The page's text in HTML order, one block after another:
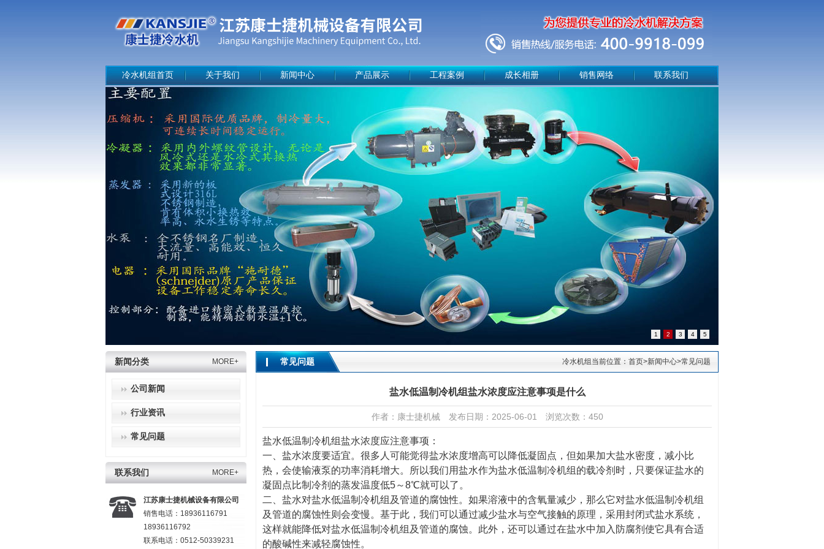
冷水机组首页 关于我们 新闻中心 产品展示 工程案例 成长相册 销售网络 联系我们
1 2 3 4 5
新闻分类 MORE+
公司新闻
行业资讯
常见问题
联系我们 MORE+
江苏康士捷机械设备有限公司
销售电话：18936116791
18936116792
联系电话：0512-50339231
常见问题 冷水机组当前位置： 首页>新闻中心>常见问题
盐水低温制冷机组盐水浓度应注意事项是什么
作者：康士捷机械 发布日期：2025-06-01 浏览次数：450
盐水低温制冷机组盐水浓度应注意事项：
一、盐水浓度要适宜。很多人可能觉得盐水浓度增高可以降低凝固点，但如果加大盐水密度，减小比
热，会使输液泵的功率消耗增大。所以我们用盐水作为盐水低温制冷机组 的载冷剂时，只要保证盐水的
凝固点比制冷剂的蒸发温度低5～8℃就可以了。
二、盐水对盐水低温制冷机组及管道的腐蚀性。如果溶液中的含氧量减少，那么它对盐水低温制冷机组
及管道的腐蚀性则会变慢。基于此，我们可以通过减少盐水与空气接触的原理，采用封闭式盐水系统，
这样就能降低对盐水低温制冷机组及管道的腐蚀。此外，还可以通过在盐水中加入防腐剂使它具有合适
的酸碱性来减轻腐蚀性。